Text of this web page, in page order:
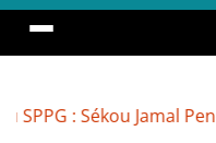
Jamal Pendessa